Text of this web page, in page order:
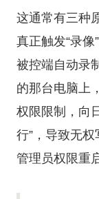
这通常有三种
真正触发“录像
被控端自动录
的那台电脑上
权限限制，向
行”，导致无
管理员权限重